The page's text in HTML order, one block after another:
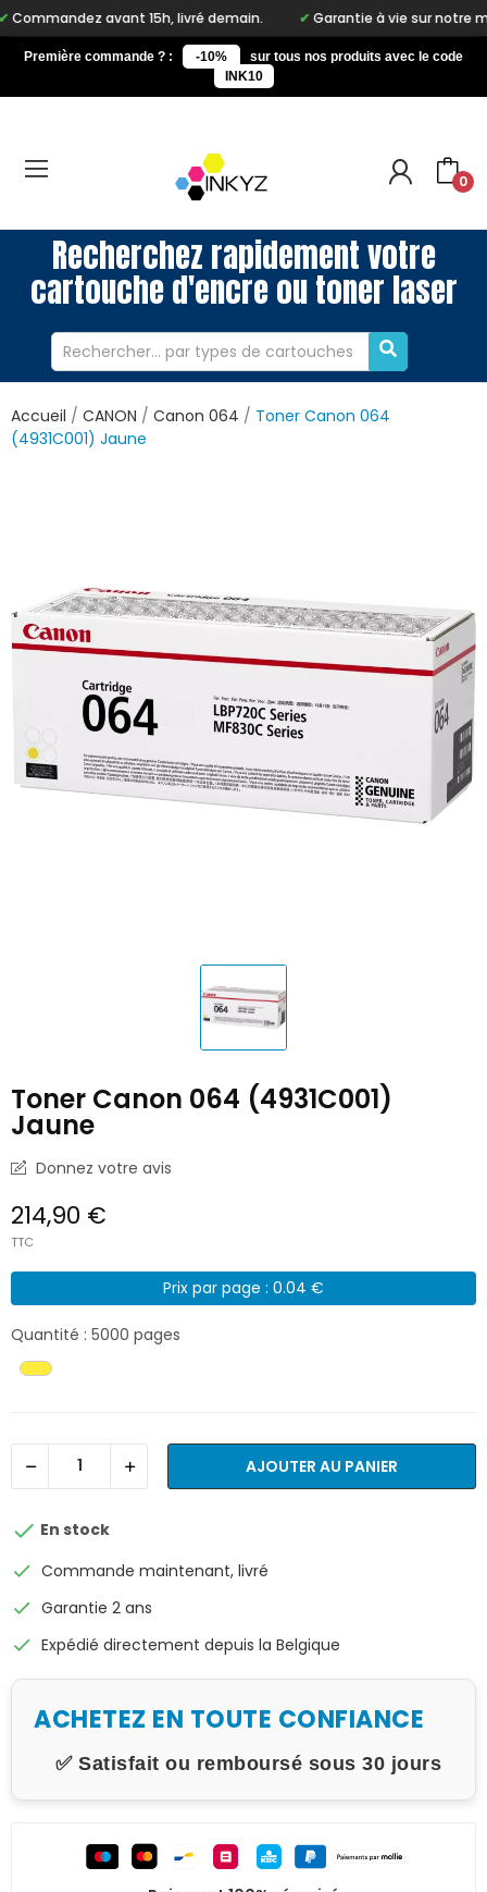
avant 15h, livré demain. Garantie à vie sur notre marque
Première commande ? : -10%
sur tous nos produits avec le code
INK10
0
Recherchez rapidement votre
cartouche d'encre ou toner laser
Accueil CANON Canon 064
Toner Canon 064
(4931C001) Jaune
Toner Canon 064 (4931C001)
Jaune
Donnez votre avis
214,90 €
TTC
Prix par page : 0.04 €
Quantité : 5000 pages
AJOUTER AU PANIER
 En stock
check Commande maintenant, livré
check Garantie 2 ans
check Expédié directement depuis la Belgique
ACHETEZ EN TOUTE CONFIANCE
✅ Satisfait ou remboursé sous 30 jours